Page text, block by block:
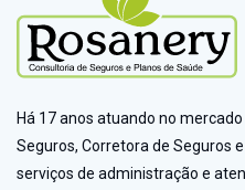
Há 17 anos atuando no
Seguros, Corretora de Seguros
serviços de administração e